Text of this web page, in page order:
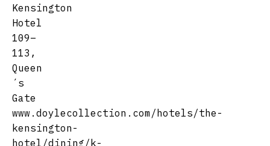
Kensington
Hotel
109–
113,
Queen
´s
Gate
www.doylecollection.com/hotels/the-
kensington-
hotel/dining/k-